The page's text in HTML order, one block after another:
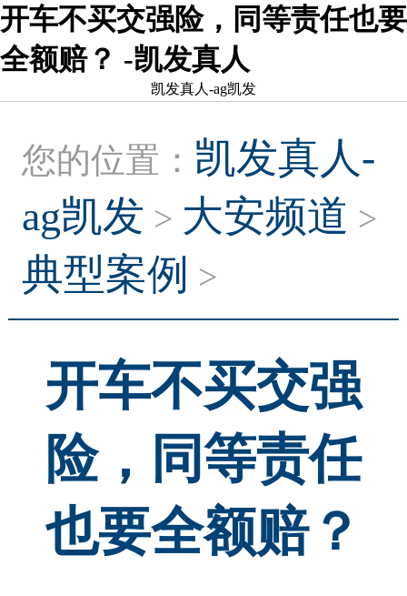
开车不买交强险，同等责任也要
全额赔？ -凯发真人
凯发真人-ag凯发
您的位置： 凯发真人-
ag凯发 > 大安频道 >
典型案例 >
开车不买交强
险，同等责任
也要全额赔？